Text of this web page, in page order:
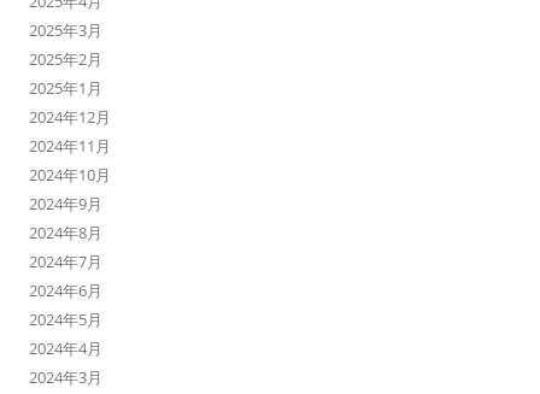
2025年3月
2025年2月
2025年1月
2024年12月
2024年11月
2024年10月
2024年9月
2024年8月
2024年7月
2024年6月
2024年5月
2024年4月
2024年3月